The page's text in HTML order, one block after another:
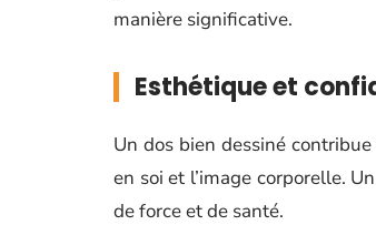
manière significative.
Esthétique et
Un dos bien dessiné
en soi et l’image corporelle.
de force et de santé.